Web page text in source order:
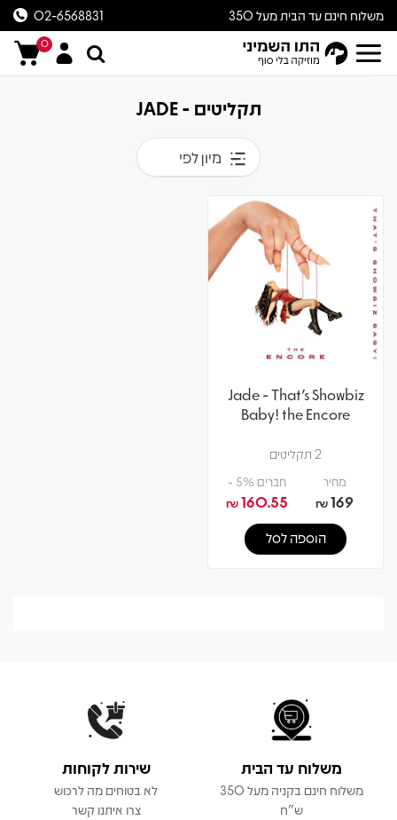
משלוח חינם עד הבית מעל 350
ש״ח
02-6568831
0
תקליטים - JADE
מיון לפי
Jade - That's Showbiz
Baby! the Encore
2 תקליטים
מחיר
169
₪
חברים 5% -
160.55
₪
הוספה לסל
משלוח עד הבית
משלוח חינם בקניה מעל 350
ש"ח
שירות לקוחות
לא בטוחים מה לרכוש
צרו איתנו קשר